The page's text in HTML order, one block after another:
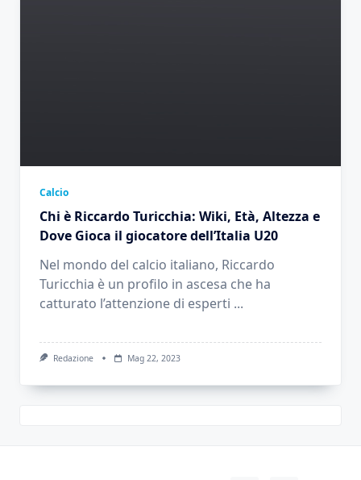
Calcio
Chi è Riccardo Turicchia: Wiki, Età, Altezza e
Dove Gioca il giocatore dell’Italia U20
Nel mondo del calcio italiano, Riccardo
Turicchia è un profilo in ascesa che ha
catturato l’attenzione di esperti ...
Redazione Mag 22, 2023